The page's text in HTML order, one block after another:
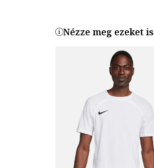
Nézze meg ezeket is